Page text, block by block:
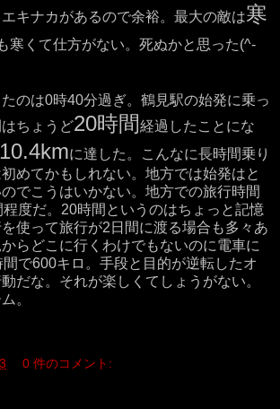
キナカがあるので余裕。最大の敵は寒
寒くて仕方がない。死ぬかと思った(^-
のは0時40分過ぎ。鶴見駅の始発に乗っ
ちょうど20時間経過したことにな
に達した。こんなに長時間乗り
めてかもしれない。地方では始発はと
でこうはいかない。地方での旅行時間
度だ。20時間というのはちょっと記憶
使って旅行が2日間に渡る場合も多々あ
らどこに行くわけでもないのに電車に
で600キロ。手段と目的が逆転したオ
だな。それが楽しくてしょうがない。
。
0 件のコメント: